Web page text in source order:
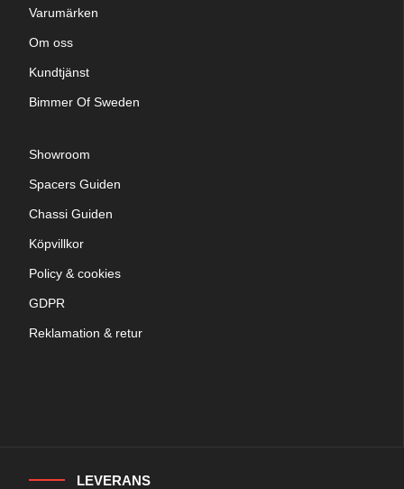
Varumärken
Om oss
Kundtjänst
Bimmer Of Sweden
Showroom
Spacers Guiden
Chassi Guiden
Köpvillkor
Policy & cookies
GDPR
Reklamation & retur
LEVERANS